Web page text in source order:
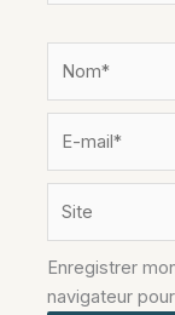
mail*
Enregistrer
navigateur